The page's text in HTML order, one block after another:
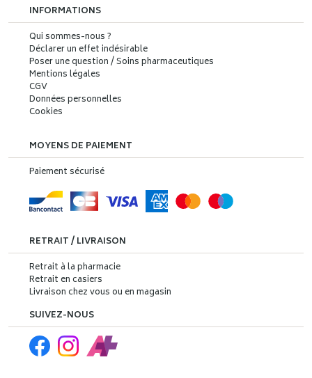
INFORMATIONS
Qui sommes-nous ?
Déclarer un effet indésirable
Poser une question / Soins pharmaceutiques
Mentions légales
CGV
Données personnelles
Cookies
MOYENS DE PAIEMENT
Paiement sécurisé
RETRAIT / LIVRAISON
Retrait à la pharmacie
Retrait en casiers
Livraison chez vous ou en magasin
SUIVEZ-NOUS